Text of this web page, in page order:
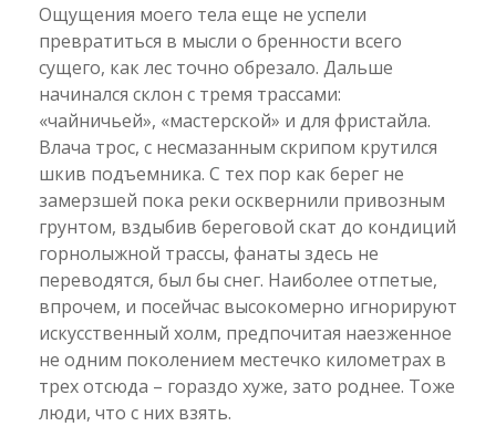
Ощущения моего тела еще не успели
превратиться в мысли о бренности всего
сущего, как лес точно обрезало. Дальше
начинался склон с тремя трассами:
«чайничьей», «мастерской» и для фристайла.
Влача трос, с несмазанным скрипом крутился
шкив подъемника. С тех пор как берег не
замерзшей пока реки осквернили привозным
грунтом, вздыбив береговой скат до кондиций
горнолыжной трассы, фанаты здесь не
переводятся, был бы снег. Наиболее отпетые,
впрочем, и посейчас высокомерно игнорируют
искусственный холм, предпочитая наезженное
не одним поколением местечко километрах в
трех отсюда – гораздо хуже, зато роднее. Тоже
люди, что с них взять.